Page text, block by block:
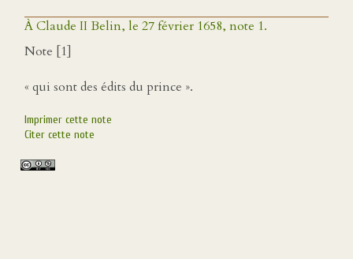
À Claude II Belin, le 27 février 1658, note 1.
Note [1]
« qui sont des édits du prince ».
Imprimer cette note
Citer cette note